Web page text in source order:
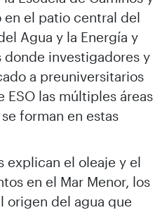
en el patio central del
Agua y la Energía y
donde investigadores y
a preuniversitarios
ESO las múltiples áreas
forman en estas
explican el oleaje y el
en el Mar Menor, los
origen del agua que